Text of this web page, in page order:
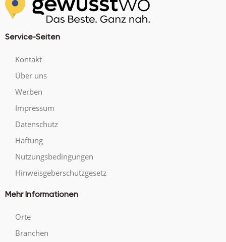
Service-Seiten
Kontakt
Über uns
Werben
Impressum
Datenschutz
Haftung
Nutzungsbedingungen
Hinweisgeberschutzgesetz
Mehr Informationen
Orte
Branchen